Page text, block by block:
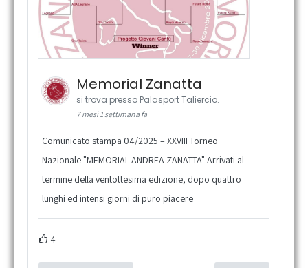
Memorial Zanatta
si trova presso Palasport Taliercio.
7 mesi 1 settimana fa
Comunicato stampa 04/2025 – XXVIII Torneo
Nazionale "MEMORIAL ANDREA ZANATTA" Arrivati al
termine della ventottesima edizione, dopo quattro
lunghi ed intensi giorni di puro piacere
4